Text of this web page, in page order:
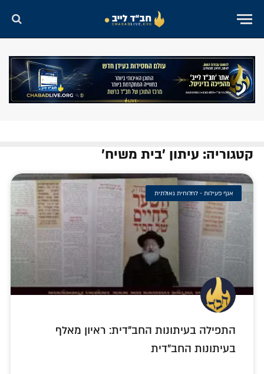
קטגוריה: עיתון 'בית משיח'
אגף פעילות - לחלוחית גאולתית
התפילה בעיתונות החב"דית: ראיון מאלף
בעיתונות החב"דית